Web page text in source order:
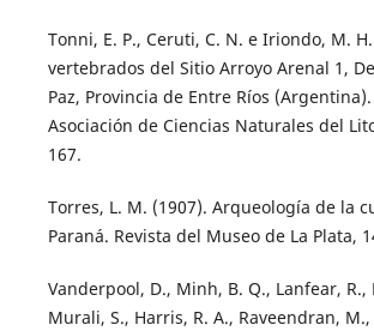
Tonni, E. P., Ceruti, C. N. e Iriondo, M.
vertebrados del Sitio Arroyo Arenal 1,
Paz, Provincia de Entre Ríos
Asociación de Ciencias Naturales del
167.
Torres, L. M. (1907). Arqueología de la
Paraná. Revista del Museo de La Plata,
Vanderpool, D., Minh, B. Q., Lanfear, R.,
Murali, S., Harris, R. A., Raveendran,